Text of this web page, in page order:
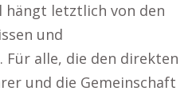
hängt letztlich von den
und
Für alle, die den direkten
und die Gemeinschaft